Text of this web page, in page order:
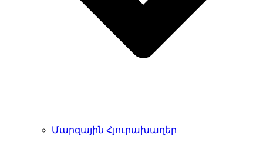
Մարզային Հյուրախաղեր